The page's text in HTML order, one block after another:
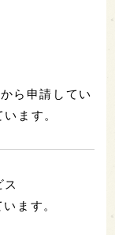
ら申請してい
ます。
ます。